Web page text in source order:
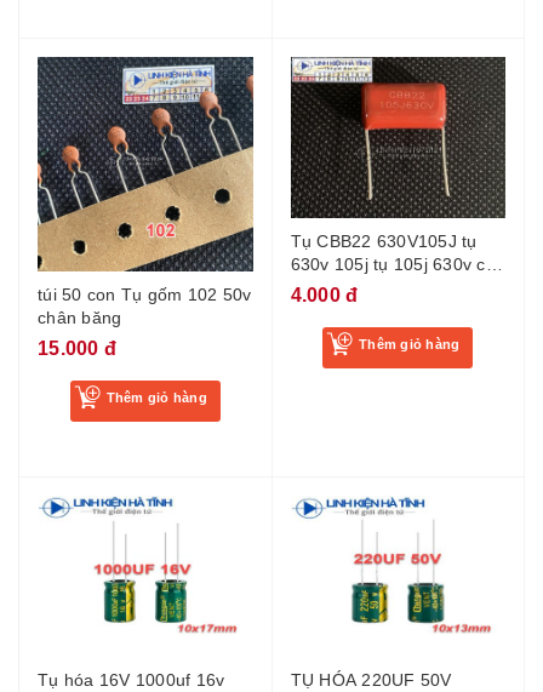
túi 50 con Tụ gốm 102 50v
chân băng
15.000 đ
Thêm giỏ hàng
Tụ CBB22 630V105J tụ
630v 105j tụ 105j 630v cho
máy hàn
4.000 đ
Thêm giỏ hàng
Tụ hóa 16V 1000uf 16v
TỤ HÓA 220UF 50V